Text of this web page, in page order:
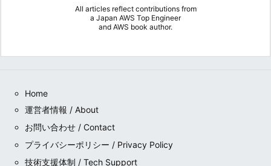
All articles reflect contributions from
a Japan AWS Top Engineer
and AWS book author.
Home
運営者情報 / About
お問い合わせ / Contact
プライバシーポリシー / Privacy Policy
技術支援体制 / Tech Support